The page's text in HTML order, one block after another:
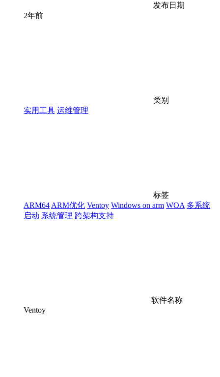
发布日期
2年前
类别
实用工具 运维管理
标签
ARM64 ARM优化 Ventoy Windows on arm WOA 多系统
启动 系统管理 跨架构支持
软件名称
Ventoy